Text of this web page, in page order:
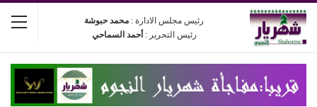
رئيس مجلس الادارة : محمد حبوشة
رئيس التحرير : أحمد السماحي